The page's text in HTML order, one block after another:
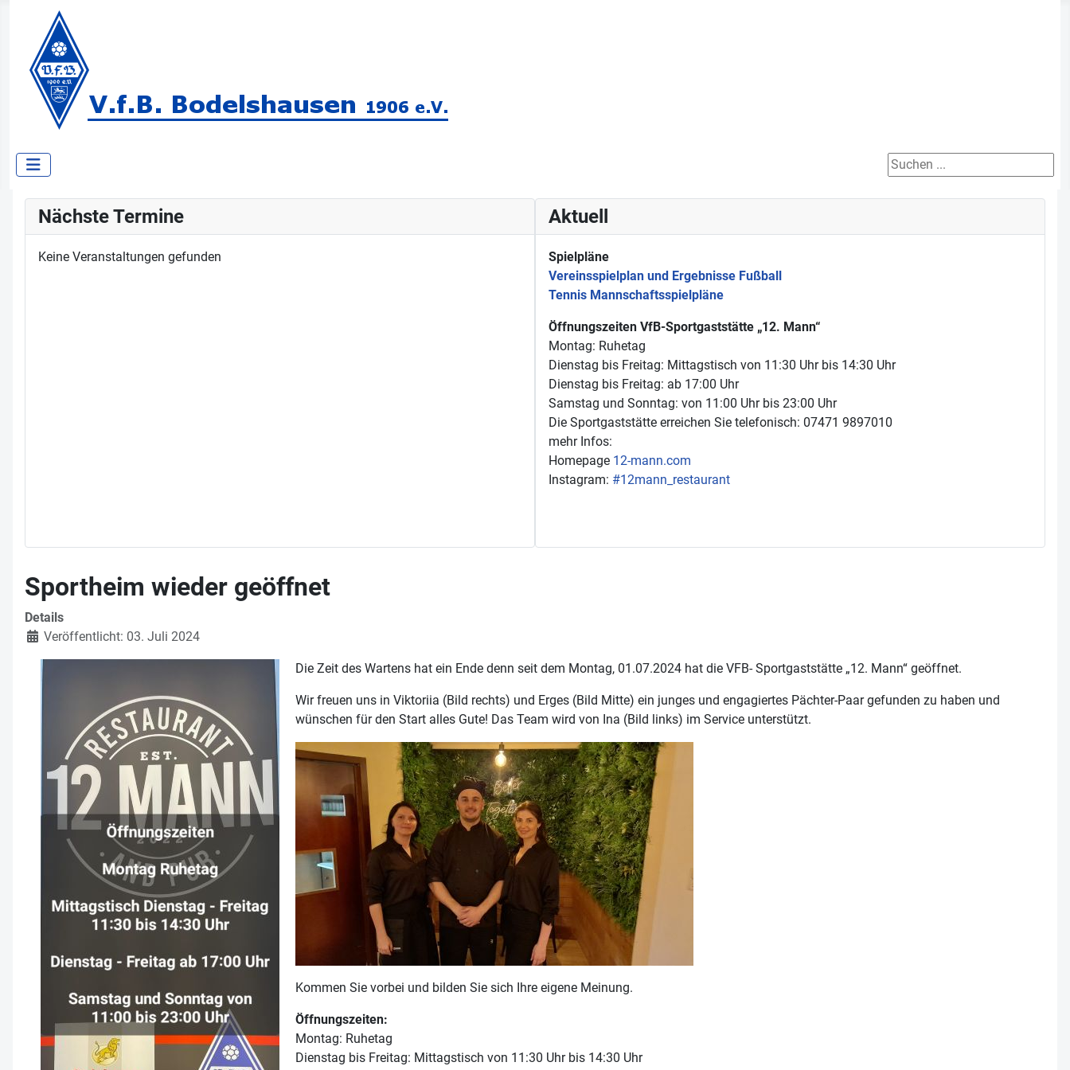
Suchen ...
Nächste Termine
Keine Veranstaltungen gefunden
Aktuell
Spielpläne
Vereinsspielplan und Ergebnisse Fußball
Tennis Mannschaftsspielpläne
Öffnungszeiten VfB-Sportgaststätte „12. Mann“
Montag: Ruhetag
Dienstag bis Freitag: Mittagstisch von 11:30 Uhr bis 14:30 Uhr
Dienstag bis Freitag: ab 17:00 Uhr
Samstag und Sonntag: von 11:00 Uhr bis 23:00 Uhr
Die Sportgaststätte erreichen Sie telefonisch: 07471 9897010
mehr Infos:
Homepage 12-mann.com
Instagram: #12mann_restaurant
Sportheim wieder geöffnet
Details
Veröffentlicht: 03. Juli 2024
Die Zeit des Wartens hat ein Ende denn seit dem Montag, 01.07.2024 hat die VFB- Sportgaststätte „12. Mann“ geöffnet.
Wir freuen uns in Viktoriia (Bild rechts) und Erges (Bild Mitte) ein junges und engagiertes Pächter-Paar gefunden zu haben und
wünschen für den Start alles Gute! Das Team wird von Ina (Bild links) im Service unterstützt.
Kommen Sie vorbei und bilden Sie sich Ihre eigene Meinung.
Öffnungszeiten:
Montag: Ruhetag
Dienstag bis Freitag: Mittagstisch von 11:30 Uhr bis 14:30 Uhr